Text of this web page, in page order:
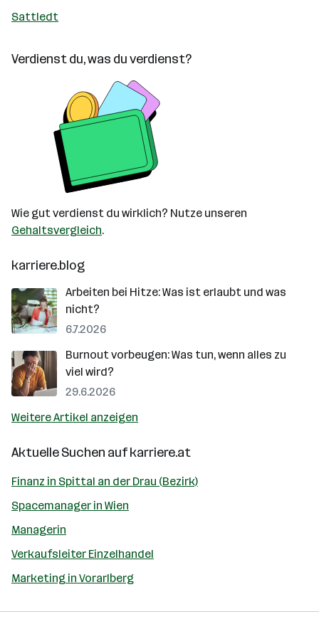
Sattledt
Verdienst du, was du verdienst?
Wie gut verdienst du wirklich? Nutze unseren
Gehaltsvergleich.
karriere.blog
Arbeiten bei Hitze: Was ist erlaubt und was
nicht?
6.7.2026
Burnout vorbeugen: Was tun, wenn alles zu
viel wird?
29.6.2026
Weitere Artikel anzeigen
Aktuelle Suchen aufkarriere.at
Finanz in Spittal an der Drau (Bezirk)
Spacemanager in Wien
Managerin
Verkaufsleiter Einzelhandel
Marketing in Vorarlberg